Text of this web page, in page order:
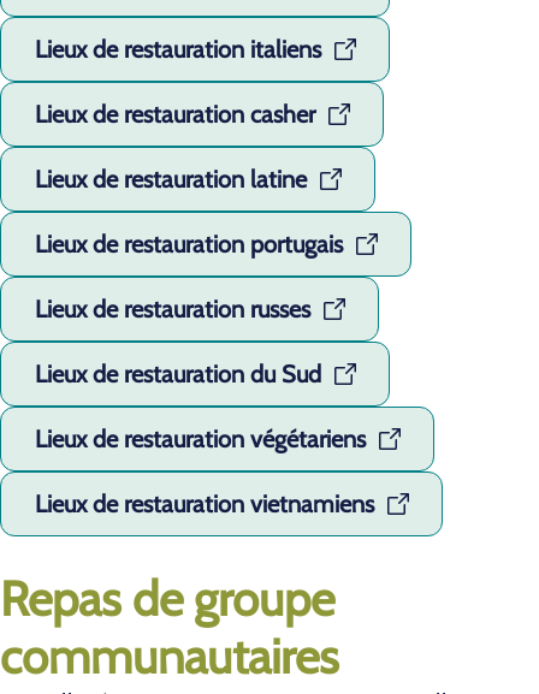
Lieux de restauration italiens
Lieux de restauration casher
Lieux de restauration latine
Lieux de restauration portugais
Lieux de restauration russes
Lieux de restauration du Sud
Lieux de restauration végétariens
Lieux de restauration vietnamiens
Repas de groupe
communautaires